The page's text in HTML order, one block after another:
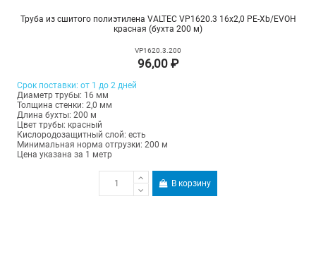
Труба из сшитого полиэтилена VALTEC VP1620.3 16х2,0 PE-Xb/EVOH
красная (бухта 200 м)
VP1620.3.200
96,00 ₽
Срок поставки: от 1 до 2 дней
Диаметр трубы: 16 мм
Толщина стенки: 2,0 мм
Длина бухты: 200 м
Цвет трубы: красный
Кислородозащитный слой: есть
Минимальная норма отгрузки: 200 м
Цена указана за 1 метр
В корзину